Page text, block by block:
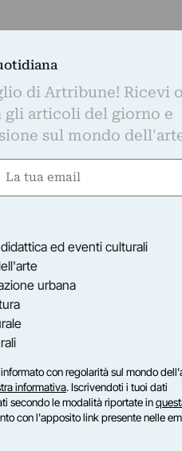
di Artribune! Ricevi
articoli del giorno e
sul mondo
Email
ed eventi culturali
urbana
con regolarità sul mondo
informativa. Iscrivendoti i tuoi dati
secondo le modalità riportate in
con l'apposito link presente nelle